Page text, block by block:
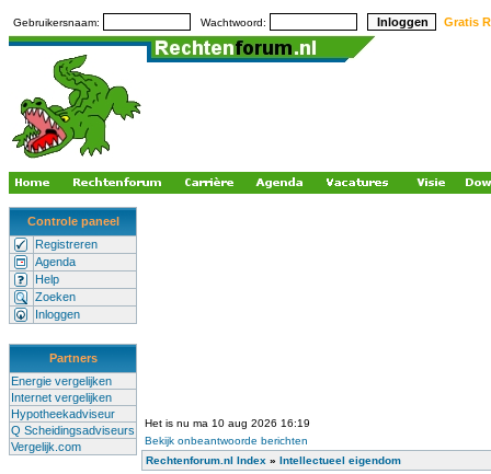
Gebruikersnaam: Wachtwoord: Gratis
Controle paneel
Registreren
Agenda
Help
Zoeken
Inloggen
Partners
Energie vergelijken
Internet vergelijken
Hypotheekadviseur
Q Scheidingsadviseurs
Vergelijk.com
Het is nu ma 10 aug 2026 16:19
Bekijk onbeantwoorde berichten
Rechtenforum.nl Index » Intellectueel eigendom